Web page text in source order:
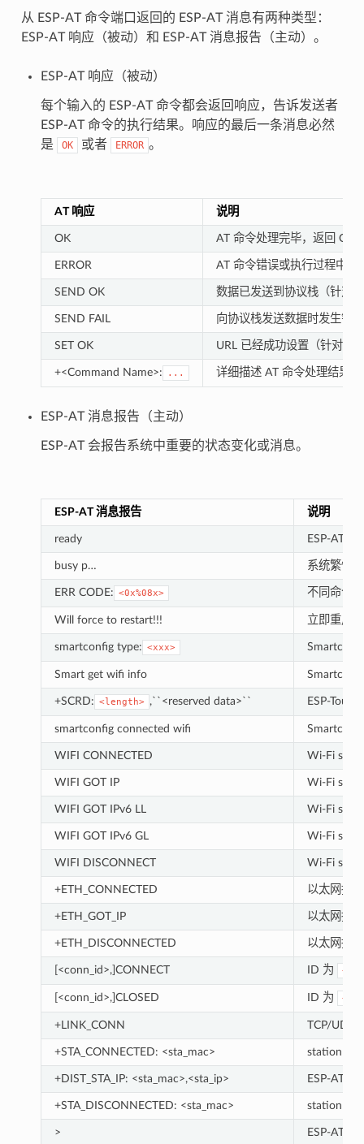
从 ESP-AT 命令端口返回的 ESP-AT 消息有两种类型：
ESP-AT 响应（被动）和 ESP-AT 消息报告（主动）。
ESP-AT 响应（被动）
每个输入的 ESP-AT 命令都会返回响应，告诉发送者
ESP-AT 命令的执行结果。响应的最后一条消息必然
是
OK 或者 ERROR 。
AT 响应 说明
OK AT 命令处理完毕，返回 OK
ERROR AT 命令错误或执行过程中发
SEND OK 数据已发送到协议栈（针对
SEND FAIL 向协议栈发送数据时发生错
SET OK URL 已经成功设置（针对于
+<Command Name>: ... 详细描述 AT 命令处理结果
ESP-AT 消息报告（主动）
ESP-AT 会报告系统中重要的状态变化或消息。
ESP-AT 消息报告 说明
ready ESP-AT
busy p… 系统繁忙
ERR CODE: <0x%08x> 不同命令
Will force to restart!!! 立即重启
smartconfig type: <xxx>
Smart get wifi info
+SCRD: <length> ,``<reserved data>`` ESP-
smartconfig connected wifi
WIFI CONNECTED Wi-Fi
WIFI GOT IP Wi-Fi
WIFI GOT IPv6 LL Wi-Fi
WIFI GOT IPv6 GL Wi-Fi
WIFI DISCONNECT Wi-Fi
+ETH_CONNECTED 以太网接
+ETH_GOT_IP 以太网接
+ETH_DISCONNECTED 以太网接
[<conn_id>,]CONNECT ID 为
[<conn_id>,]CLOSED ID 为
+LINK_CONN TCP/UDP/
+STA_CONNECTED: <sta_mac> station 已
+DIST_STA_IP: <sta_mac>,<sta_ip> ESP-AT
+STA_DISCONNECTED: <sta_mac> station 与
> ESP-AT